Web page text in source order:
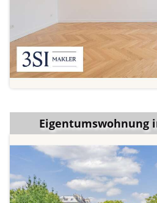
Eigentumswohnung